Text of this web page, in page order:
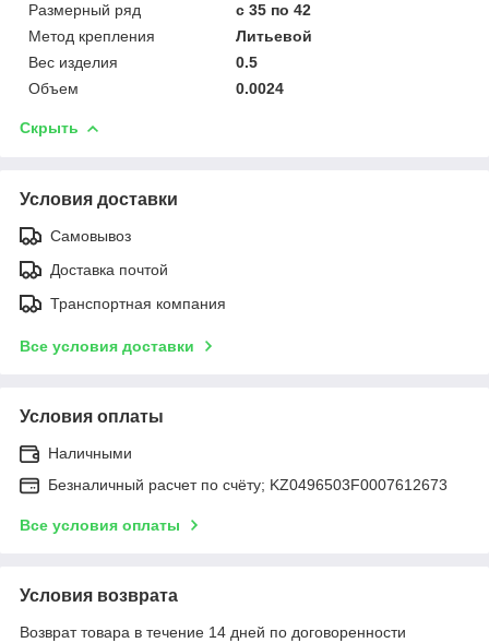
Размерный ряд
с 35 по 42
Метод крепления
Литьевой
Вес изделия
0.5
Объем
0.0024
Скрыть
Условия доставки
Самовывоз
Доставка почтой
Транспортная компания
Все условия доставки
Условия оплаты
Наличными
Безналичный расчет по счёту; KZ0496503F0007612673
Все условия оплаты
Условия возврата
Возврат товара в течение 14 дней по договоренности